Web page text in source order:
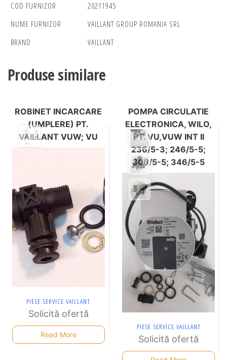
COD FURNIZOR
20211945
NUME FURNIZOR
VAILLANT GROUP ROMANIA SRL
BRAND
VAILLANT
Produse similare
ROBINET INCARCARE
(UMPLERE) PT.
VAILLANT VUW; VU
PIESE SERVICE VAILLANT
Solicită ofertă
Read More
POMPA CIRCULATIE
ELECTRONICA, WILO,
PT. VU,VUW INT II
236/5-3; 246/5-5;
306/5-5; 346/5-5
PIESE SERVICE VAILLANT
Solicită ofertă